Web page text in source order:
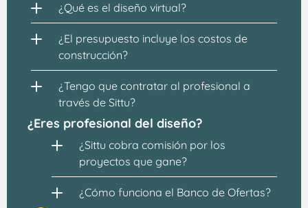
¿Qué es el diseño virtual?
¿El presupuesto incluye los costos de
construcción?
¿Tengo que contratar al profesional a
través de Sittu?
¿Eres profesional del diseño?
¿Sittu cobra comisión por los
proyectos que gane?
¿Cómo funciona el Banco de Ofertas?